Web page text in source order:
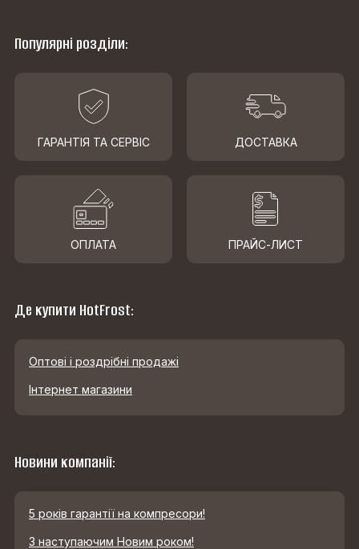
Популярні розділи:
ГАРАНТІЯ ТА СЕРВІС ДОСТАВКА
ОПЛАТА ПРАЙС-ЛИСТ
Де купити HotFrost:
Оптові і роздрібні продажі
Інтернет магазини
Новини компанії:
5 років гарантії на компресори!
З наступаючим Новим роком!